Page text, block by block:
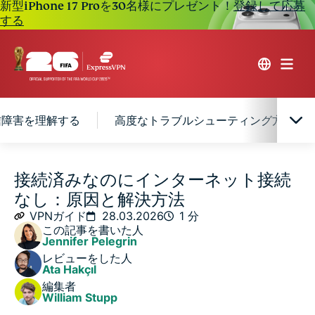
新型iPhone 17 Proを30名様にプレゼント！登録して応募
する
害を理解する 高度なトラブルシューティング方法
「接続済みなのにインターネット接続なし」の問題を
理解する
インターネット接続トラブルの対処方法
ISPの通信障害を理解する
高度なトラブルシューティング方法
接続済みなのにインターネット接続
なし：原因と解決方法
VPNガイド 28.03.2026
1 分
この記事を書いた人
Jennifer Pelegrin
レビューをした人
Ata Hakçıl
編集者
William Stupp